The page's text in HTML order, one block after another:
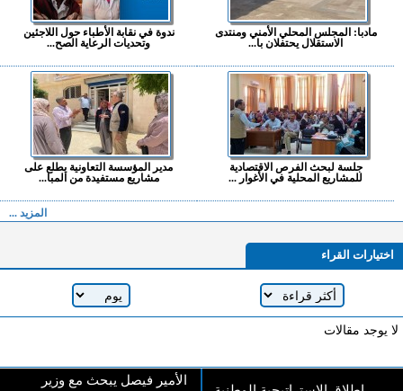
مادبا: المجلس المحلي الأمني ومنتدى
الاستقلال يحتفلان با...
ندوة في نقابة الأطباء حول اللاجئين
وتحديات الرعاية الصح...
جلسة لبحث الفرص الاقتصادية
للمشاريع المحلية في الأغوار ...
مدير المؤسسة التعاونية يطلع على
مشاريع مستفيدة من المبا...
المزيد ...
اختيارات القراء
لا يوجد مقالات
الأمير فيصل يبحث مع وزير